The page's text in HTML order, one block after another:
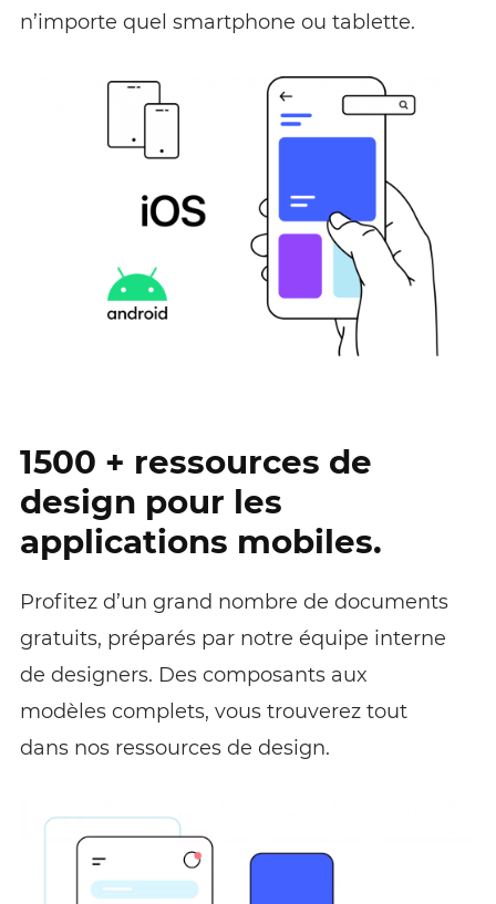
n’importe quel smartphone ou tablette.
1500 + ressources de
design pour les
applications mobiles.
Profitez d’un grand nombre de documents
gratuits, préparés par notre équipe interne
de designers. Des composants aux
modèles complets, vous trouverez tout
dans nos ressources de design.